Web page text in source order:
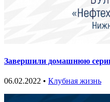
Завершили домашнюю
06.02.2022 • Клубная жизнь